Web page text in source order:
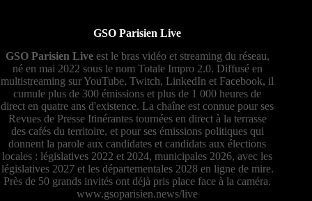
GSO Parisien Live
GSO Parisien Liveest le bras vidéo et streaming du réseau,
né en mai 2022 sous le nom Totale Impro 2.0. Diffusé en
multistreaming sur YouTube, Twitch, LinkedIn et Facebook, il
cumule plus de 300 émissions et plus de 1 000 heures de
direct en quatre ans d'existence. La chaîne est connue pour ses
Revues de Presse Itinérantes tournées en direct à la terrasse
des cafés du territoire, et pour ses émissions politiques qui
donnent la parole aux candidates et candidats aux élections
locales : législatives 2022 et 2024, municipales 2026, avec les
législatives 2027 et les départementales 2028 en ligne de mire.
Près de 50 grands invités ont déjà pris place face à la caméra.
www.gsoparisien.news/live